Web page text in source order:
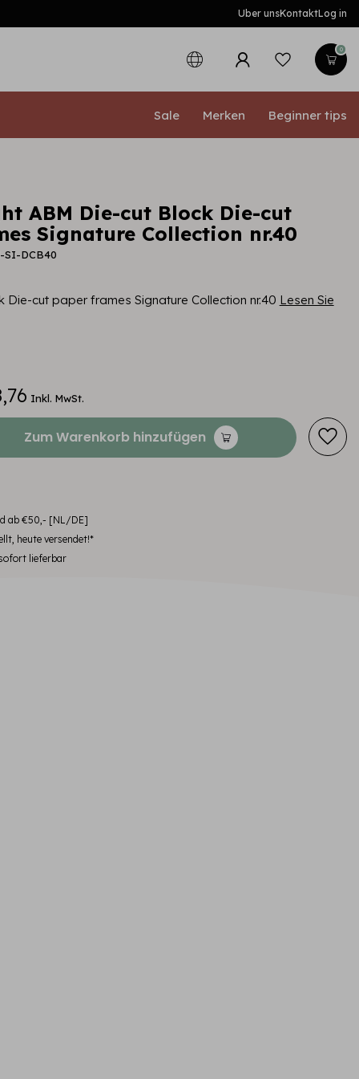
Uber unsKontaktLog in
0
Sale Merken Beginner tips
ABM Die-cut Block Die-cut
Signature Collection nr.40
SI-DCB40
Die-cut paper frames Signature Collection nr.40 Lesen Sie
Inkl. MwSt.
Zum Warenkorb hinzufügen
ab €50,- [NL/DE]
heute versendet!*
lieferbar